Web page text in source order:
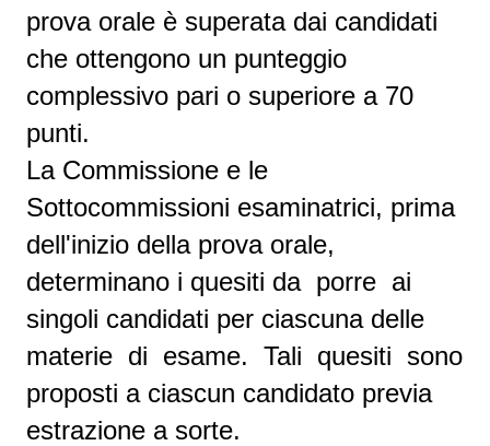
prova orale è superata dai candidati
che ottengono un punteggio
complessivo pari o superiore a 70
punti.
La Commissione e le
Sottocommissioni esaminatrici, prima
dell'inizio della prova orale,
determinano i quesiti da porre ai
singoli candidati per ciascuna delle
materie di esame. Tali quesiti sono
proposti a ciascun candidato previa
estrazione a sorte.